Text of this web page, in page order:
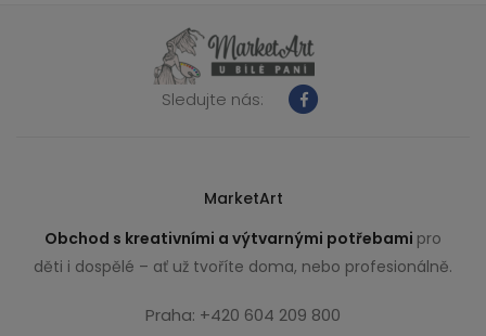
Sledujte nás:
MarketArt
Obchod s kreativními a výtvarnými potřebami pro
děti i dospělé – ať už tvoříte doma, nebo profesionálně.
Praha: +420 604 209 800